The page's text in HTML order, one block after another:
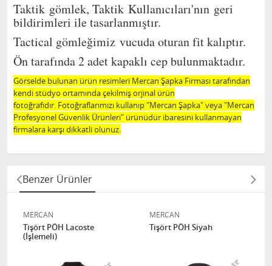
Taktik gömlek, Taktik Kullanıcıları'nın geri
bildirimleri ile tasarlanmıştır.
Tactical gömleğimiz vucuda oturan fit kalıptır.
Ön tarafında 2 adet kapaklı cep bulunmaktadır.
Görselde bulunan ürün resimleri Mercan Şapka Firması tarafından
kendi stüdyo ortamında çekilmiş orjinal ürün
fotoğrafıdır. Fotoğraflarımızı kullanıp "Mercan Şapka" veya "Mercan
Profesyonel Güvenlik Ürünleri" ürünüdür ibaresini kullanmayan
firmalara karşı dikkatli olunuz.
Benzer Ürünler
MERCAN
Tişört PÖH Lacoste
(İşlemeli)
MERCAN
Tişört PÖH Siyah